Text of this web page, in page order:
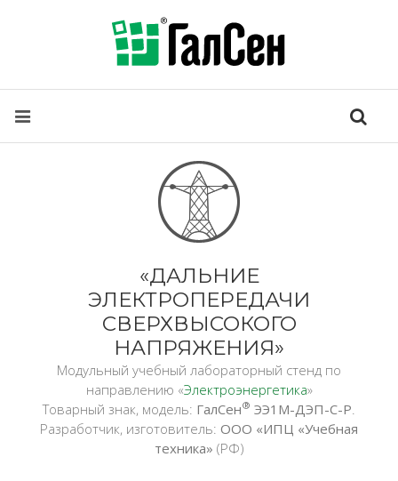
«ДАЛЬНИЕ
ЭЛЕКТРОПЕРЕДАЧИ
СВЕРХВЫСОКОГО
НАПРЯЖЕНИЯ»
Модульный учебный лабораторный стенд по
направлению «Электроэнергетика»
Товарный знак, модель: ГалСен® ЭЭ1М-ДЭП-С-Р.
Разработчик, изготовитель: ООО «ИПЦ «Учебная
техника» (РФ)